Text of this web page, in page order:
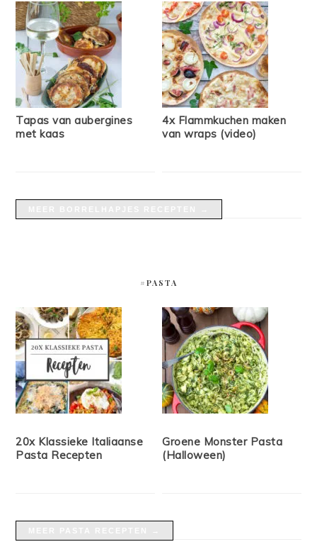
Tapas van aubergines
met kaas
4x Flammkuchen maken
van wraps (video)
#PASTA
20x Klassieke Italiaanse
Pasta Recepten
Groene Monster Pasta
(Halloween)